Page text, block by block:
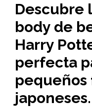
Descubre
body de
Harry
perfecta
pequeños
japoneses.